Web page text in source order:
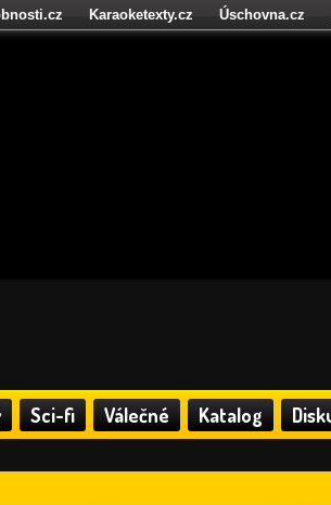
Sci-fi Válečné Katalog
Karaoketexty.cz Úschovna.cz